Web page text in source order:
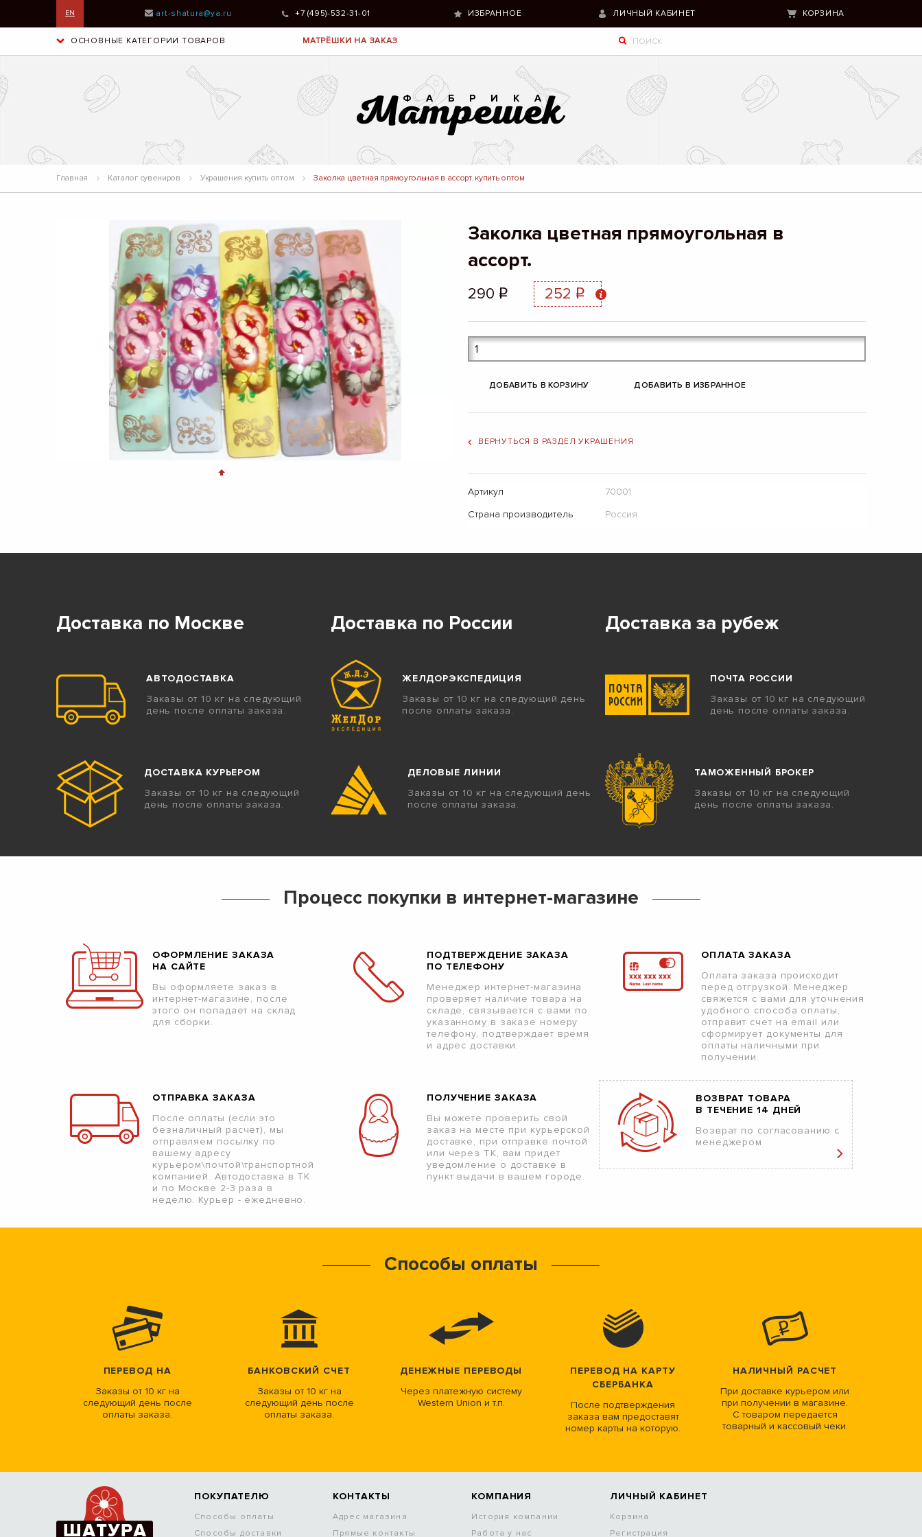
EN art-shatura@ya.ru +7 (495)-532-31-01 ИЗБРАННОЕ ЛИЧНЫЙ КАБИНЕТ КОРЗИНА
ОСНОВНЫЕ КАТЕГОРИИ ТОВАРОВ МАТРЁШКИ НА ЗАКАЗ
Главная Каталог сувениров Украшения купить оптом Заколка цветная прямоугольная в ассорт. купить оптом
Заколка цветная прямоугольная в
ассорт.
290 q 252 q
ДОБАВИТЬ В КОРЗИНУ ДОБАВИТЬ В ИЗБРАННОЕ
ВЕРНУТЬСЯ В РАЗДЕЛ УКРАШЕНИЯ
Артикул
70001
Страна производитель
Россия
Доставка по Москве
АВТОДОСТАВКА
Заказы от 10 кг на следующий
день после оплаты заказа.
Доставка по России
ЖЕЛДОРЭКСПЕДИЦИЯ
Заказы от 10 кг на следующий день
после оплаты заказа.
Доставка за рубеж
ПОЧТА РОССИИ
Заказы от 10 кг на следующий
день после оплаты заказа.
ДОСТАВКА КУРЬЕРОМ
Заказы от 10 кг на следующий
день после оплаты заказа.
ДЕЛОВЫЕ ЛИНИИ
Заказы от 10 кг на следующий день
после оплаты заказа.
ТАМОЖЕННЫЙ БРОКЕР
Заказы от 10 кг на следующий
день после оплаты заказа.
Процесс покупки в интернет-магазине
ОФОРМЛЕНИЕ ЗАКАЗА
НА САЙТЕ
Вы оформляете заказ в
интернет-магазине, после
этого он попадает на склад
для сборки.
ПОДТВЕРЖДЕНИЕ ЗАКАЗА
ПО ТЕЛЕФОНУ
Менеджер интернет-магазина
проверяет наличие товара на
складе, связывается с вами по
указанному в заказе номеру
телефону, подтверждает время
и адрес доставки.
ОПЛАТА ЗАКАЗА
Оплата заказа происходит
перед отгрузкой. Менеджер
свяжется с вами для уточнения
удобного способа оплаты,
отправит счет на email или
сформирует документы для
оплаты наличными при
получении.
ОТПРАВКА ЗАКАЗА
После оплаты (если это
безналичный расчет), мы
отправляем посылку по
вашему адресу
курьером\почтой\транспортной
компанией. Автодоставка в ТК
и по Москве 2-3 раза в
неделю. Курьер - ежедневно.
ПОЛУЧЕНИЕ ЗАКАЗА
Вы можете проверить свой
заказ на месте при курьерской
доставке, при отправке почтой
или через ТК, вам придет
уведомление о доставке в
пункт выдачи в вашем городе.
ВОЗВРАТ ТОВАРА
В ТЕЧЕНИЕ 14 ДНЕЙ
Возврат по согласованию с
менеджером
Способы оплаты
ПЕРЕВОД НА
Заказы от 10 кг на
следующий день после
оплаты заказа.
БАНКОВСКИЙ СЧЕТ
Заказы от 10 кг на
следующий день после
оплаты заказа.
ДЕНЕЖНЫЕ ПЕРЕВОДЫ
Через платежную систему
Western Union и т.п.
ПЕРЕВОД НА КАРТУ
СБЕРБАНКА
После подтверждения
заказа вам предоставят
номер карты на которую.
НАЛИЧНЫЙ РАСЧЕТ
При доставке курьером или
при получении в магазине.
С товаром передается
товарный и кассовый чеки.
ПОКУПАТЕЛЮ
Способы оплаты
Способы доставки
КОНТАКТЫ
Адрес магазина
Прямые контакты
КОМПАНИЯ
История компании
Работа у нас
ЛИЧНЫЙ КАБИНЕТ
Корзина
Регистрация